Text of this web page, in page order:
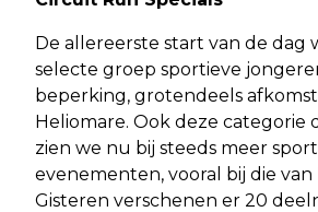
De allereerste start van de dag
selecte groep sportieve
beperking, grotendeels
Heliomare. Ook deze categorie
zien we nu bij steeds meer
evenementen, vooral bij die van
Gisteren verschenen er 20